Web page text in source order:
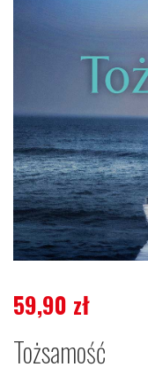
59,90 zł
Tożsamość